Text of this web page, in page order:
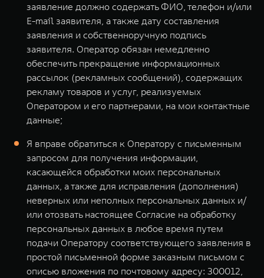
заявление должно содержать ФИО, телефон и/или
E-mail заявителя, а также дату составления
заявления и собственноручную подпись
заявителя. Оператор обязан немедленно
обеспечить прекращение информационных
рассылок (рекламных сообщений), содержащих
рекламу товаров и услуг, реализуемых
Оператором и его партнерами, на мои контактные
данные;
Я вправе обратиться к Оператору с письменным
запросом для получения информации,
касающейся обработки моих персональных
данных, а также для исправления (дополнения)
неверных или неполных персональных данных и/
или отозвать настоящее Согласие на обработку
персональных данных в любое время путем
подачи Оператору соответствующего заявления в
простой письменной форме заказным письмом с
описью вложения по почтовому адресу: 300012,